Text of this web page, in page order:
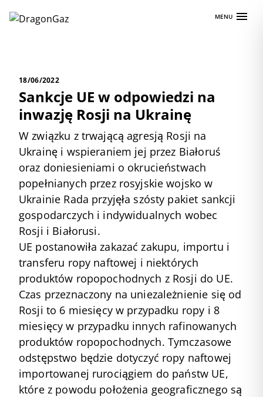
MENU
18/06/2022
Sankcje UE w odpowiedzi na
inwazję Rosji na Ukrainę
W związku z trwającą agresją Rosji na
Ukrainę i wspieraniem jej przez Białoruś
oraz doniesieniami o okrucieństwach
popełnianych przez rosyjskie wojsko w
Ukrainie Rada przyjęła szósty pakiet sankcji
gospodarczych i indywidualnych wobec
Rosji i Białorusi.
UE postanowiła zakazać zakupu, importu i
transferu ropy naftowej i niektórych
produktów ropopochodnych z Rosji do UE.
Czas przeznaczony na uniezależnienie się od
Rosji to 6 miesięcy w przypadku ropy i 8
miesięcy w przypadku innych rafinowanych
produktów ropopochodnych. Tymczasowe
odstępstwo będzie dotyczyć ropy naftowej
importowanej rurociągiem do państw UE,
które z powodu położenia geograficznego są